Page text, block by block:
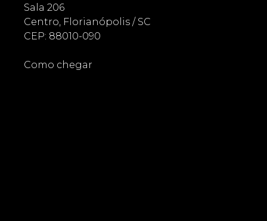
Sala 206
Centro, Florianópolis / SC
CEP: 88010-090
Como chegar